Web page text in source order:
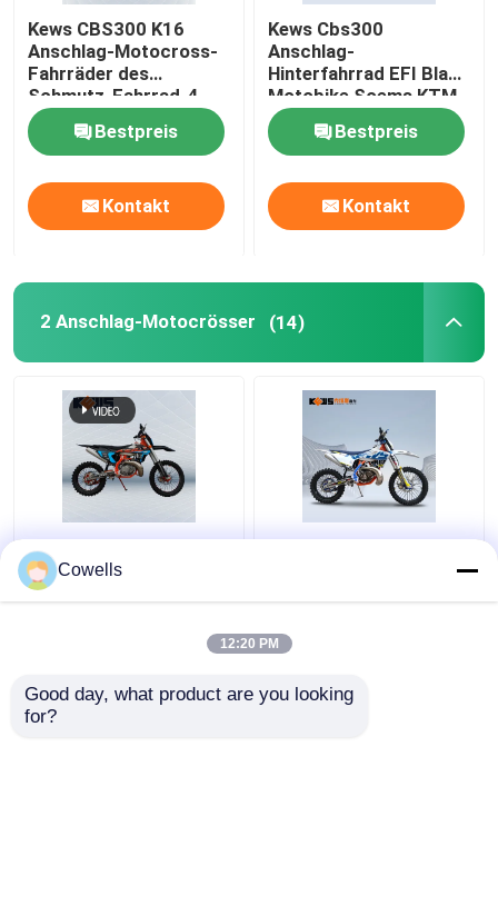
Kews CBS300 K16
Anschlag-Motocross-
Fahrräder des
Schmutz-Fahrrad-4
mit Scheiben-Bremse
Bestpreis
Kontakt
Kews Cbs300
Anschlag-
Hinterfahrrad EFI Black
Motobike Soems KTM
4
Bestpreis
Kontakt
2 Anschlag-Motocrösser (14)
Einzylindriges
wassergekühltes
Schmutz-Fahrrad 300
Cowells
12:20 PM
Good day, what product are you looking
for?